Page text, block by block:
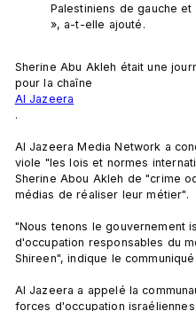
Palestiniens de gauche
», a-t-elle ajouté.
Sherine Abu Akleh était une
pour la chaîne
Al Jazeera
.
Al Jazeera Media Network a
viole "les lois et normes
Sherine Abou Akleh de "crime
médias de réaliser leur métier".
"Nous tenons le gouvernement
d'occupation responsables du
Shireen", indique le communiqué.
Al Jazeera a appelé la
forces d'occupation